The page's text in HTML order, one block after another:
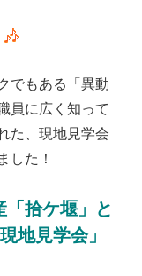
でもある「異動
員に広く知って
た、現地見学会
した！
「拾ケ堰」と
地見学会」